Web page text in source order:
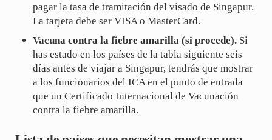
pagar la tasa de tramitación del visado de Singapur.
La tarjeta debe ser VISA o MasterCard.
Vacuna contra la fiebre amarilla (si procede). Si
has estado en los países de la tabla siguiente seis
días antes de viajar a Singapur, tendrás que mostrar
a los funcionarios del ICA en el punto de entrada
que un Certificado Internacional de Vacunación
contra la fiebre amarilla.